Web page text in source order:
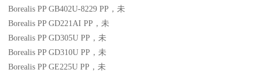
Borealis PP GB402U-8229 PP ，未
Borealis PP GD221AI PP ，未
Borealis PP GD305U PP ，未
Borealis PP GD310U PP ，未
Borealis PP GE225U PP ，未